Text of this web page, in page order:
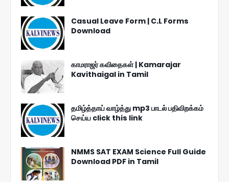
Casual Leave Form | C.L Forms
Download
காமராஜர் கவிதைகள் | Kamarajar
Kavithaigal in Tamil
தமிழ்த்தாய் வாழ்த்து mp3 பாடல் பதிவிறக்கம்
செய்ய click this link
NMMS SAT EXAM Science Full Guide
Download PDF in Tamil